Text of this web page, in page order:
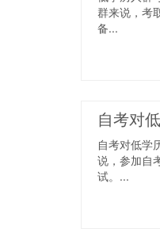
群来说，考
备...
自考对
自考对低学
说，参加自
试。...